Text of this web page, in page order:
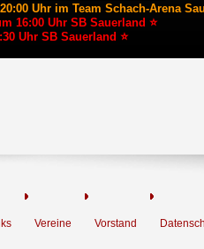
Uhr im Team Schach-Arena
16:00 Uhr SB Sauerland ⭐
Uhr SB Sauerland ⭐
Vereine Vorstand